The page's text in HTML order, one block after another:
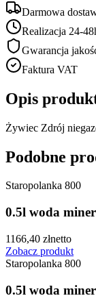
Darmowa
Realizacja 24-
Gwarancja
Faktura VAT
Opis
Żywiec Zdrój
Podobne
Staropolanka 800
0.5l woda
1166,40 złnetto
Zobacz produkt
Staropolanka 800
0.5l woda